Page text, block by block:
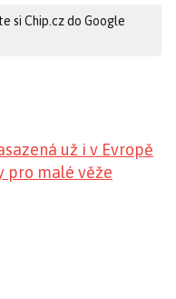
si Chip.cz do Google
už i v Evropě
pro malé věže